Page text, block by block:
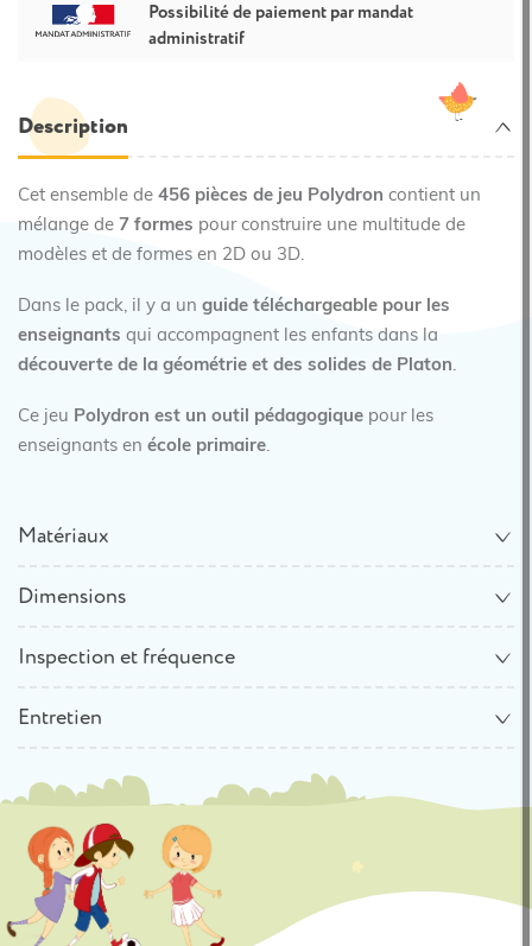
Possibilité de paiement par mandat
administratif
Description
Cet ensemble de 456 pièces de jeu Polydron contient un
mélange de 7 formes pour construire une multitude de
modèles et de formes en 2D ou 3D.
Dans le pack, il y a un guide téléchargeable pour les
enseignants qui accompagnent les enfants dans la
découverte de la géométrie et des solides de Platon.
Ce jeu Polydron est un outil pédagogique pour les
enseignants en école primaire.
Matériaux
Dimensions
Inspection et fréquence
Entretien